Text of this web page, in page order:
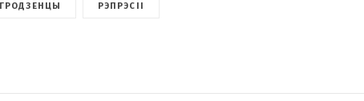
ГРОДЗЕНЦЫ РЭПРЭСІІ